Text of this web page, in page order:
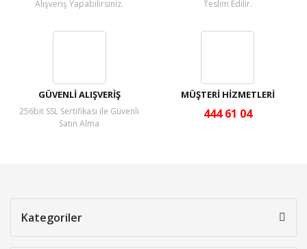
Alışveriş Yapabilirsiniz.
Teslim Edilir.
GÜVENLİ ALIŞVERİŞ
256bit SSL Sertifikası ile Güvenli
Satın Alma
MÜŞTERİ HİZMETLERİ
444 61 04
Kategoriler